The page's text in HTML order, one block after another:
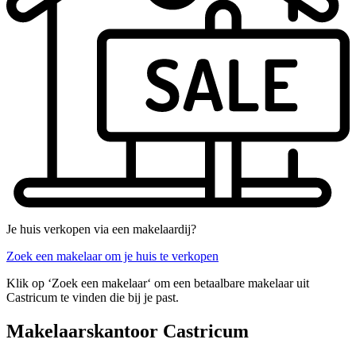
Je huis verkopen via een makelaardij?
Zoek een makelaar om je huis te verkopen
Klik op ‘Zoek een makelaar‘ om een betaalbare makelaar uit
Castricum te vinden die bij je past.
Makelaarskantoor Castricum